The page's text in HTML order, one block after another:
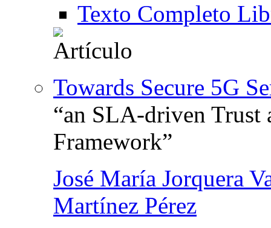
Texto Completo
Towards Secure 5G
“an SLA-driven Trust
Framework”
José María Jorquera
Martínez Pérez